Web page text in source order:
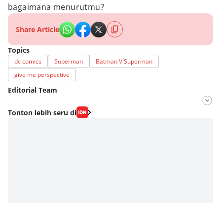
bagaimana menurutmu?
Share Article
Topics
dc comics Superman
Batman V Superman
give me perspective
Editorial Team
Editor
Fahrul Razi Uni Nurullah
Tonton lebih seru di